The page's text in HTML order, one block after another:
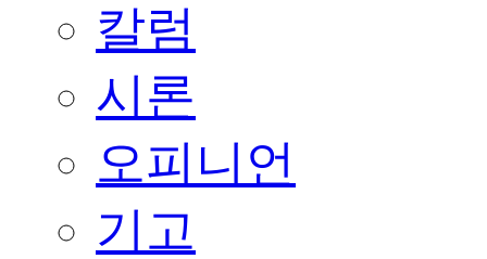
칼럼
시론
오피니언
기고